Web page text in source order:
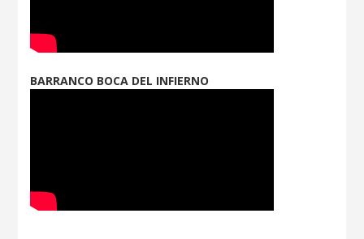
BARRANCO BOCA DEL INFIERNO